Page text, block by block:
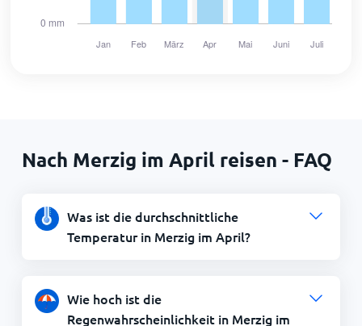
Nach Merzig im April reisen - FAQ
Was ist die durchschnittliche
Temperatur in Merzig im April?
Wie hoch ist die
Regenwahrscheinlichkeit in Merzig im